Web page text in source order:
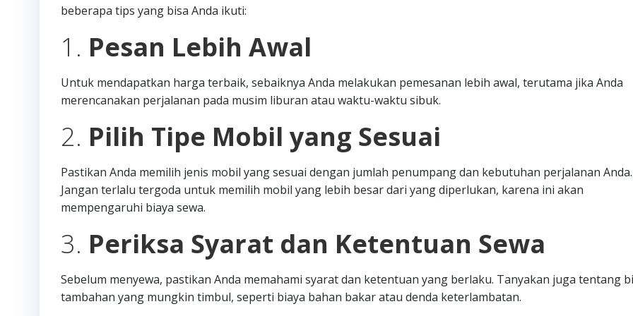
beberapa tips yang bisa Anda ikuti:
1. Pesan Lebih Awal
Untuk mendapatkan harga terbaik, sebaiknya Anda melakukan pemesanan lebih awal, terutama jika Anda
merencanakan perjalanan pada musim liburan atau waktu-waktu sibuk.
2. Pilih Tipe Mobil yang Sesuai
Pastikan Anda memilih jenis mobil yang sesuai dengan jumlah penumpang dan kebutuhan perjalanan Anda.
Jangan terlalu tergoda untuk memilih mobil yang lebih besar dari yang diperlukan, karena ini akan
mempengaruhi biaya sewa.
3. Periksa Syarat dan Ketentuan Sewa
Sebelum menyewa, pastikan Anda memahami syarat dan ketentuan yang berlaku. Tanyakan juga tentang
tambahan yang mungkin timbul, seperti biaya bahan bakar atau denda keterlambatan.